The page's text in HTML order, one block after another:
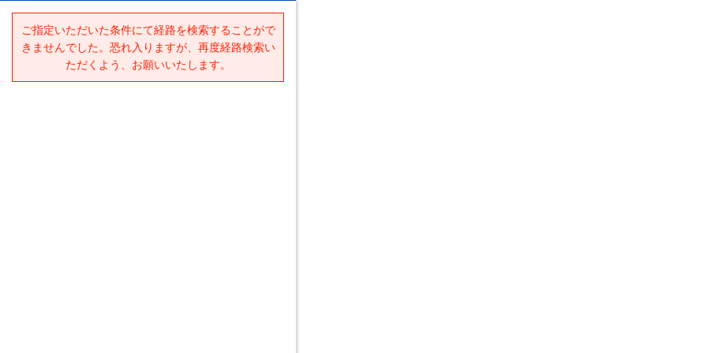
ご指定いただいた条件にて経路を検索することがで
きませんでした。恐れ入りますが、再度経路検索い
ただくよう、お願いいたします。